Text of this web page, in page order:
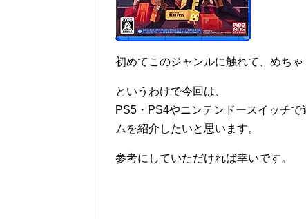
初めてこのジャンルに触れて、めち
というわけで今回は、
PS5・PS4やニンテンドースイッチ
ムを紹介したいと思います。
参考にしていただければ幸いです。